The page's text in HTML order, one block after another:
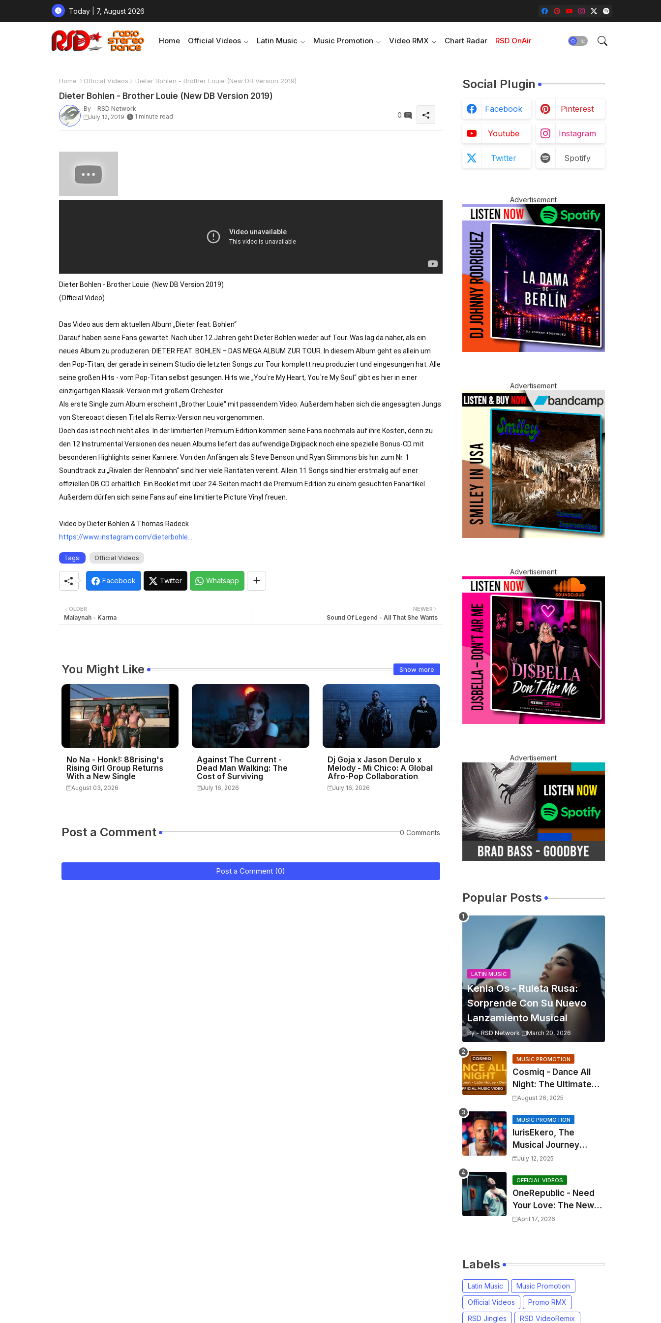
Today | 7, August 2026
Home Official Videos Latin Music Music Promotion Video RMX Chart Radar RSD OnAir
Home Official Videos Dieter Bohlen - Brother Louie (New DB Version 2019)
Dieter Bohlen - Brother Louie (New DB Version 2019)
By - RSD Network
July 12, 2019
1 minute read 0
Dieter Bohlen - Brother Louie  (New DB Version 2019)
(Official Video)
Das Video aus dem aktuellen Album „Dieter feat. Bohlen“
Darauf haben seine Fans gewartet. Nach über 12 Jahren geht Dieter Bohlen wieder auf Tour. Was lag da näher, als ein
neues Album zu produzieren. DIETER FEAT. BOHLEN – DAS MEGA ALBUM ZUR TOUR. In diesem Album geht es allein um
den Pop-Titan, der gerade in seinem Studio die letzten Songs zur Tour komplett neu produziert und eingesungen hat. Alle
seine großen Hits - vom Pop-Titan selbst gesungen. Hits wie „You`re My Heart, You`re My Soul“ gibt es hier in einer
einzigartigen Klassik-Version mit großem Orchester.
Als erste Single zum Album erscheint „Brother Louie“ mit passendem Video. Außerdem haben sich die angesagten Jungs
von Stereoact diesen Titel als Remix-Version neu vorgenommen.
Doch das ist noch nicht alles. In der limitierten Premium Edition kommen seine Fans nochmals auf ihre Kosten, denn zu
den 12 Instrumental Versionen des neuen Albums liefert das aufwendige Digipack noch eine spezielle Bonus-CD mit
besonderen Highlights seiner Karriere. Von den Anfängen als Steve Benson und Ryan Simmons bis hin zum Nr. 1
Soundtrack zu „Rivalen der Rennbahn“ sind hier viele Raritäten vereint. Allein 11 Songs sind hier erstmalig auf einer
offiziellen DB CD erhältlich. Ein Booklet mit über 24-Seiten macht die Premium Edition zu einem gesuchten Fanartikel.
Außerdem dürfen sich seine Fans auf eine limitierte Picture Vinyl freuen.
https://www.instagram.com/dieterbohle...
Tags: Official Videos
Facebook Twitter Whatsapp
NEWER
Sound Of Legend - All That She Wants
OLDER
Malaynah - Karma
You Might Like Show more
No Na - Honk!: 88rising's
Rising Girl Group Returns
With a New Single
August 03, 2026
Against The Current -
Dead Man Walking: The
Cost of Surviving
July 16, 2026
Dj Goja x Jason Derulo x
Melody - Mi Chico: A Global
Afro-Pop Collaboration
July 16, 2026
Post a Comment 0 Comments
Post a Comment (0)
Social Plugin
Facebook Pinterest
Youtube Instagram
Twitter Spotify
Advertisement
Advertisement
Advertisement
Advertisement
Popular Posts
LATIN MUSIC
Kenia Os - Ruleta Rusa:
Sorprende Con Su Nuevo
Lanzamiento Musical
By - RSD Network March 20, 2026
MUSIC PROMOTION
Cosmiq - Dance All
Night: The Ultimate
2025 EDM Anthem
August 26, 2025
MUSIC PROMOTION
IurisEkero, The
Musical Journey
Behind: Come To Me,
Sun, The Wine and
You
July 12, 2025
OFFICIAL VIDEOS
OneRepublic - Need
Your Love: The New
Single That
April 17, 2026
Labels
Latin Music
Music Promotion
Official Videos
Promo RMX
RSD Jingles
RSD VideoRemix